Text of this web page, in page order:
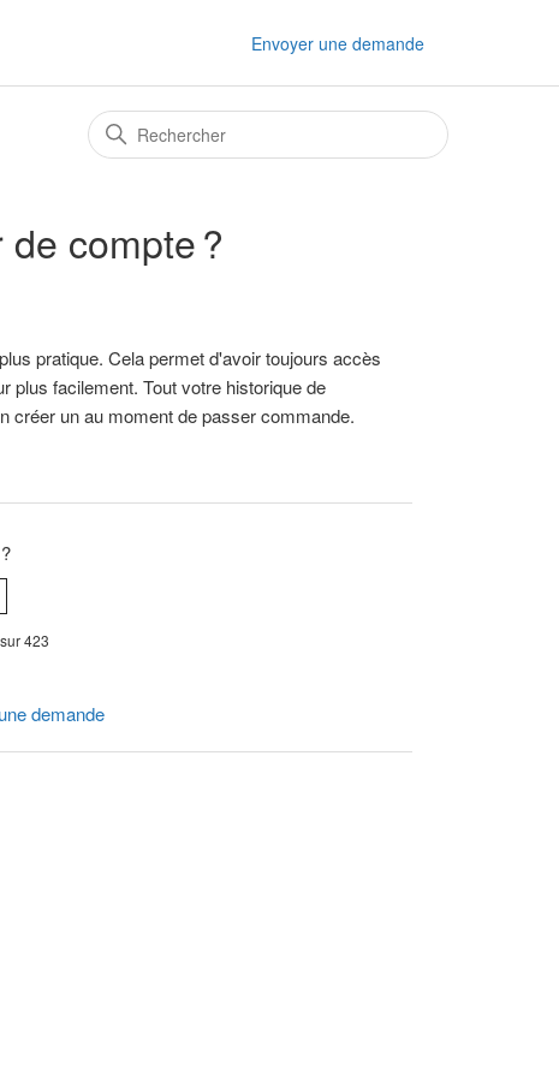
Envoyer une demande
compte ?
pratique. Cela permet d'avoir toujours accès
plus facilement. Tout votre historique de
créer un au moment de passer commande.
423
demande